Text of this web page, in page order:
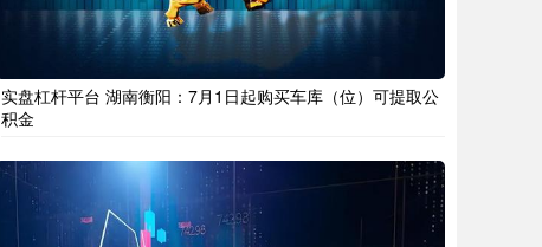
实盘杠杆平台 湖南衡阳：7月1日起购买车库（位）可提取公
积金